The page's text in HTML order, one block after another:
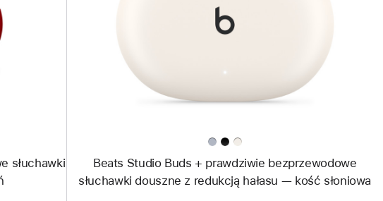
słuchawki
Beats
Studio
Buds +
hałasu —
Beats Studio Buds + prawdziwie bezprzewodowe
słuchawki douszne z redukcją hałasu — kość słoniowa